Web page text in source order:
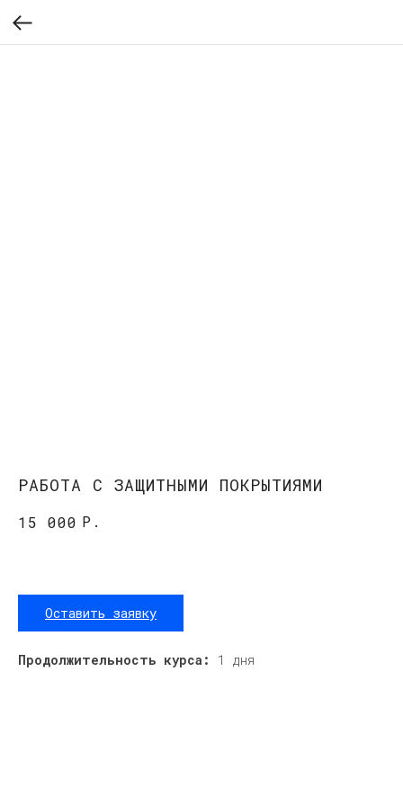
РАБОТА С ЗАЩИТНЫМИ ПОКРЫТИЯМИ
15 000 Р.
Оставить заявку
Продолжительность курса: 1 дня